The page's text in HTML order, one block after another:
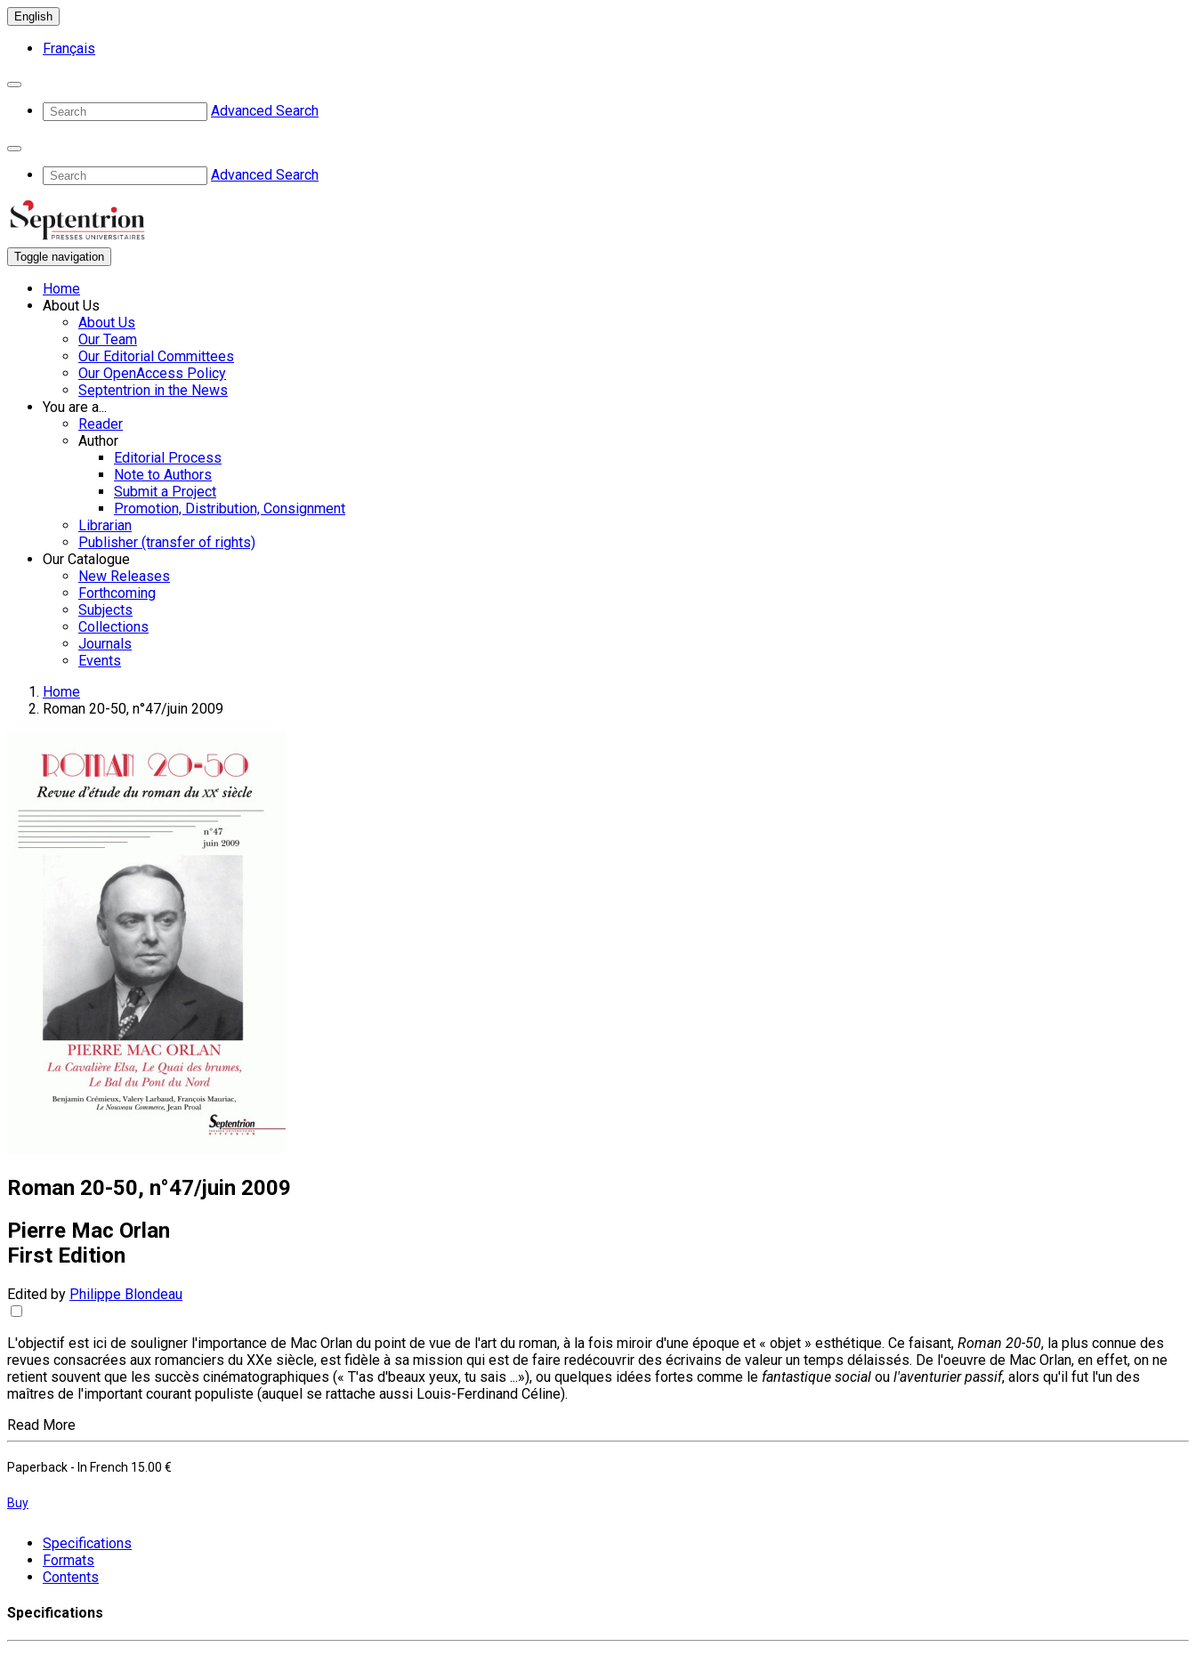
English
Français
Advanced Search
Advanced Search
Toggle navigation
Home
About Us
About Us
Our Team
Our Editorial Committees
Our OpenAccess Policy
Septentrion in the News
You are a...
Reader
Author
Editorial Process
Note to Authors
Submit a Project
Promotion, Distribution, Consignment
Librarian
Publisher (transfer of rights)
Our Catalogue
New Releases
Forthcoming
Subjects
Collections
Journals
Events
Home
Roman 20-50, n°47/juin 2009
Roman 20-50, n°47/juin 2009
Pierre Mac Orlan
First Edition
Edited by Philippe Blondeau
L'objectif est ici de souligner l'importance de Mac Orlan du point de vue de l'art du roman, à la fois miroir d'une époque et « objet » esthétique. Ce faisant, Roman 20-50, la plus connue des
revues consacrées aux romanciers du XXe siècle, est fidèle à sa mission qui est de faire redécouvrir des écrivains de valeur un temps délaissés. De l'oeuvre de Mac Orlan, en effet, on ne
retient souvent que les succès cinématographiques (« T'as d'beaux yeux, tu sais ...»), ou quelques idées fortes comme le fantastique social ou l'aventurier passif, alors qu'il fut l'un des
maîtres de l'important courant populiste (auquel se rattache aussi Louis-Ferdinand Céline).
Read More
Paperback - In French 15.00 €
Buy
Specifications
Formats
Contents
Specifications